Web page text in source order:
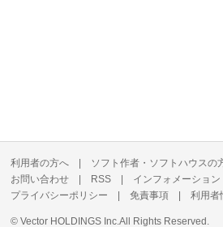
利用者の方へ | ソフト作者・ソフトハウスの
お問い合わせ | RSS | インフォメーション
プライバシーポリシー | 免責事項 | 利用者
© Vector HOLDINGS Inc. All Rights Reserved.